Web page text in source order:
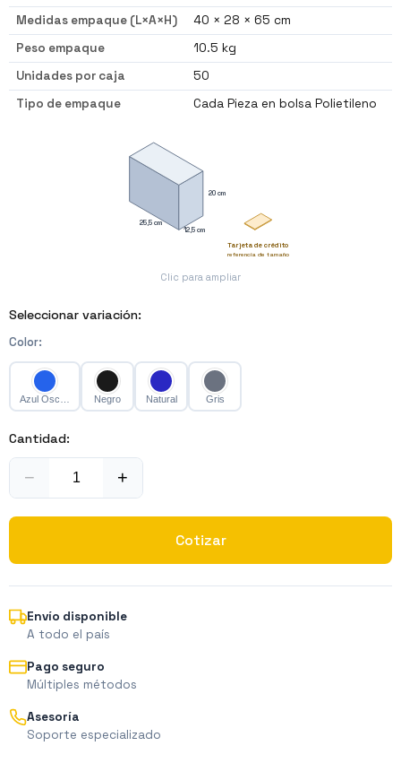
Medidas empaque (L×A×H)
40 × 28 × 65 cm
Peso empaque
10.5 kg
Unidades por caja
50
Tipo de empaque
Cada Pieza en bolsa Polietileno
12,5 cm
25,5 cm
20 cm
Tarjeta de crédito
referencia de tamaño
Clic para ampliar
Seleccionar variación:
Color:
Azul Oscuro Negro Natural Gris
Cantidad:
− +
Cotizar
Envío disponible
A todo el país
Pago seguro
Múltiples métodos
Asesoría
Soporte especializado